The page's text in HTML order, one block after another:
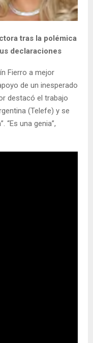
tras la polémica
declaraciones
Fierro a mejor
de un inesperado
destacó el trabajo
(Telefe) y se
“Es una genia”,